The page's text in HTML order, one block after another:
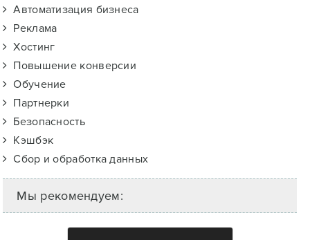
Автоматизация бизнеса
Реклама
Хостинг
Повышение конверсии
Обучение
Партнерки
Безопасность
Кэшбэк
Сбор и обработка данных
Мы рекомендуем: